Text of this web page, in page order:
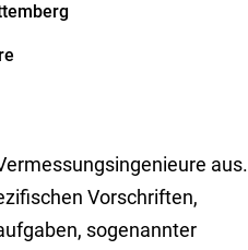
aus.
Vorschriften,
sogenannter